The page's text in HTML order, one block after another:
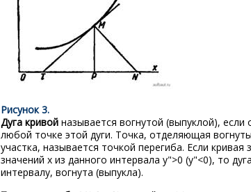
Рисунок 3.
Дуга кривой называется вогнутой (выпуклой),
любой точке этой дуги. Точка, отделяющая
участка, называется точкой перегиба. Если
значений х из данного интервала у">0 (у"<0), то
интервалу, вогнута (выпукла).